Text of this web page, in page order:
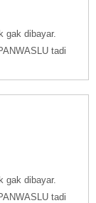
gak dibayar.
tadi
gak dibayar.
tadi